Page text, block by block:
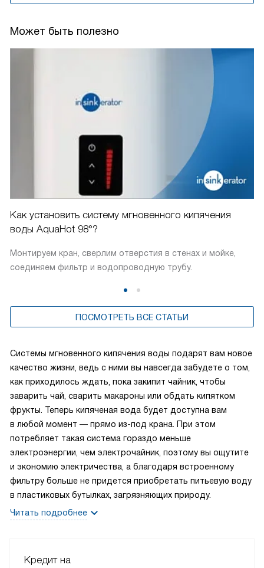
Может быть полезно
Как установить систему мгновенного кипячения
воды AquaHot 98°?
Монтируем кран, сверлим отверстия в стенах и мойке,
соединяем фильтр и водопроводную трубу.
ПОСМОТРЕТЬ ВСЕ СТАТЬИ
Системы мгновенного кипячения воды подарят вам новое
качество жизни, ведь с ними вы навсегда забудете о том,
как приходилось ждать, пока закипит чайник, чтобы
заварить чай, сварить макароны или обдать кипятком
фрукты. Теперь кипяченая вода будет доступна вам
в любой момент — прямо из-под крана. При этом
потребляет такая система гораздо меньше
электроэнергии, чем электрочайник, поэтому вы ощутите
и экономию электричества, а благодаря встроенному
фильтру больше не придется приобретать питьевую воду
в пластиковых бутылках, загрязняющих природу.
Читать подробнее
Кредит на